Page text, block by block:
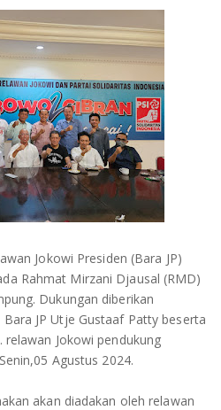
Jokowi Presiden (Bara JP)
Rahmat Mirzani Djausal (RMD)
Dukungan diberikan
JP Utje Gustaaf Patty beserta
Jokowi pendukung
Agustus 2024.
akan diadakan oleh relawan